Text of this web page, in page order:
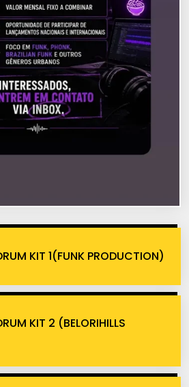
KIT 1(FUNK PRODUCTION)
KIT 2 (BELORIHILLS